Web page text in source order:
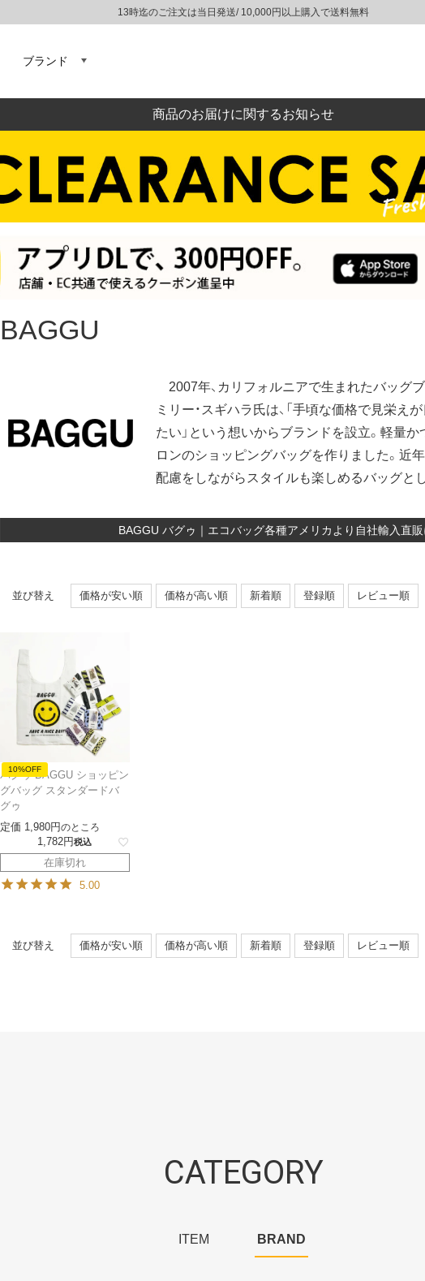
13時迄のご注文は当日発送/ 10,000円以上購入で送料無料
ブランド
商品のお届けに関するお知らせ
BAGGU
2007年、カリフォルニアで生まれたバッグ
ミリー・スギハラ氏は、「手頃な価格で見栄え
たい」という想いからブランドを設立。軽量
ロンのショッピングバッグを作りました。近
配慮をしながらスタイルも楽しめるバッグと
BAGGU バグゥ｜エコバッグ各種アメリカより自社輸入直
並び替え 価格が安い順 価格が高い順 新着順 登録順 レビュー順
10%OFF
バグゥ BAGGU ショッピン
グバッグ スタンダードバ
グゥ
定価 1,980 のところ
1,782 税込
在庫切れ
5.00
並び替え 価格が安い順 価格が高い順 新着順 登録順 レビュー順
CATEGORY
ITEM BRAND